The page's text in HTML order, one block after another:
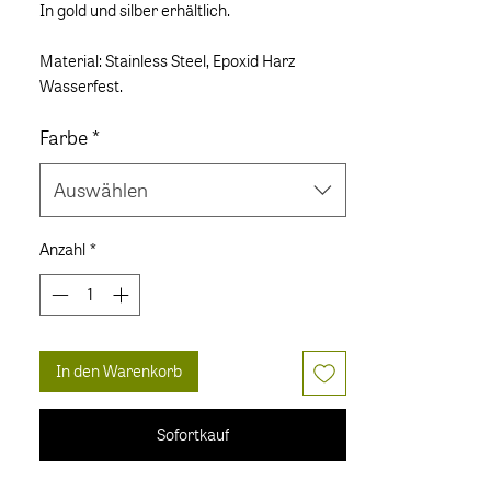
In gold und silber erhältlich.
Material: Stainless Steel, Epoxid Harz
Wasserfest.
Farbe*
Auswählen
Anzahl*
In den Warenkorb
Sofortkauf